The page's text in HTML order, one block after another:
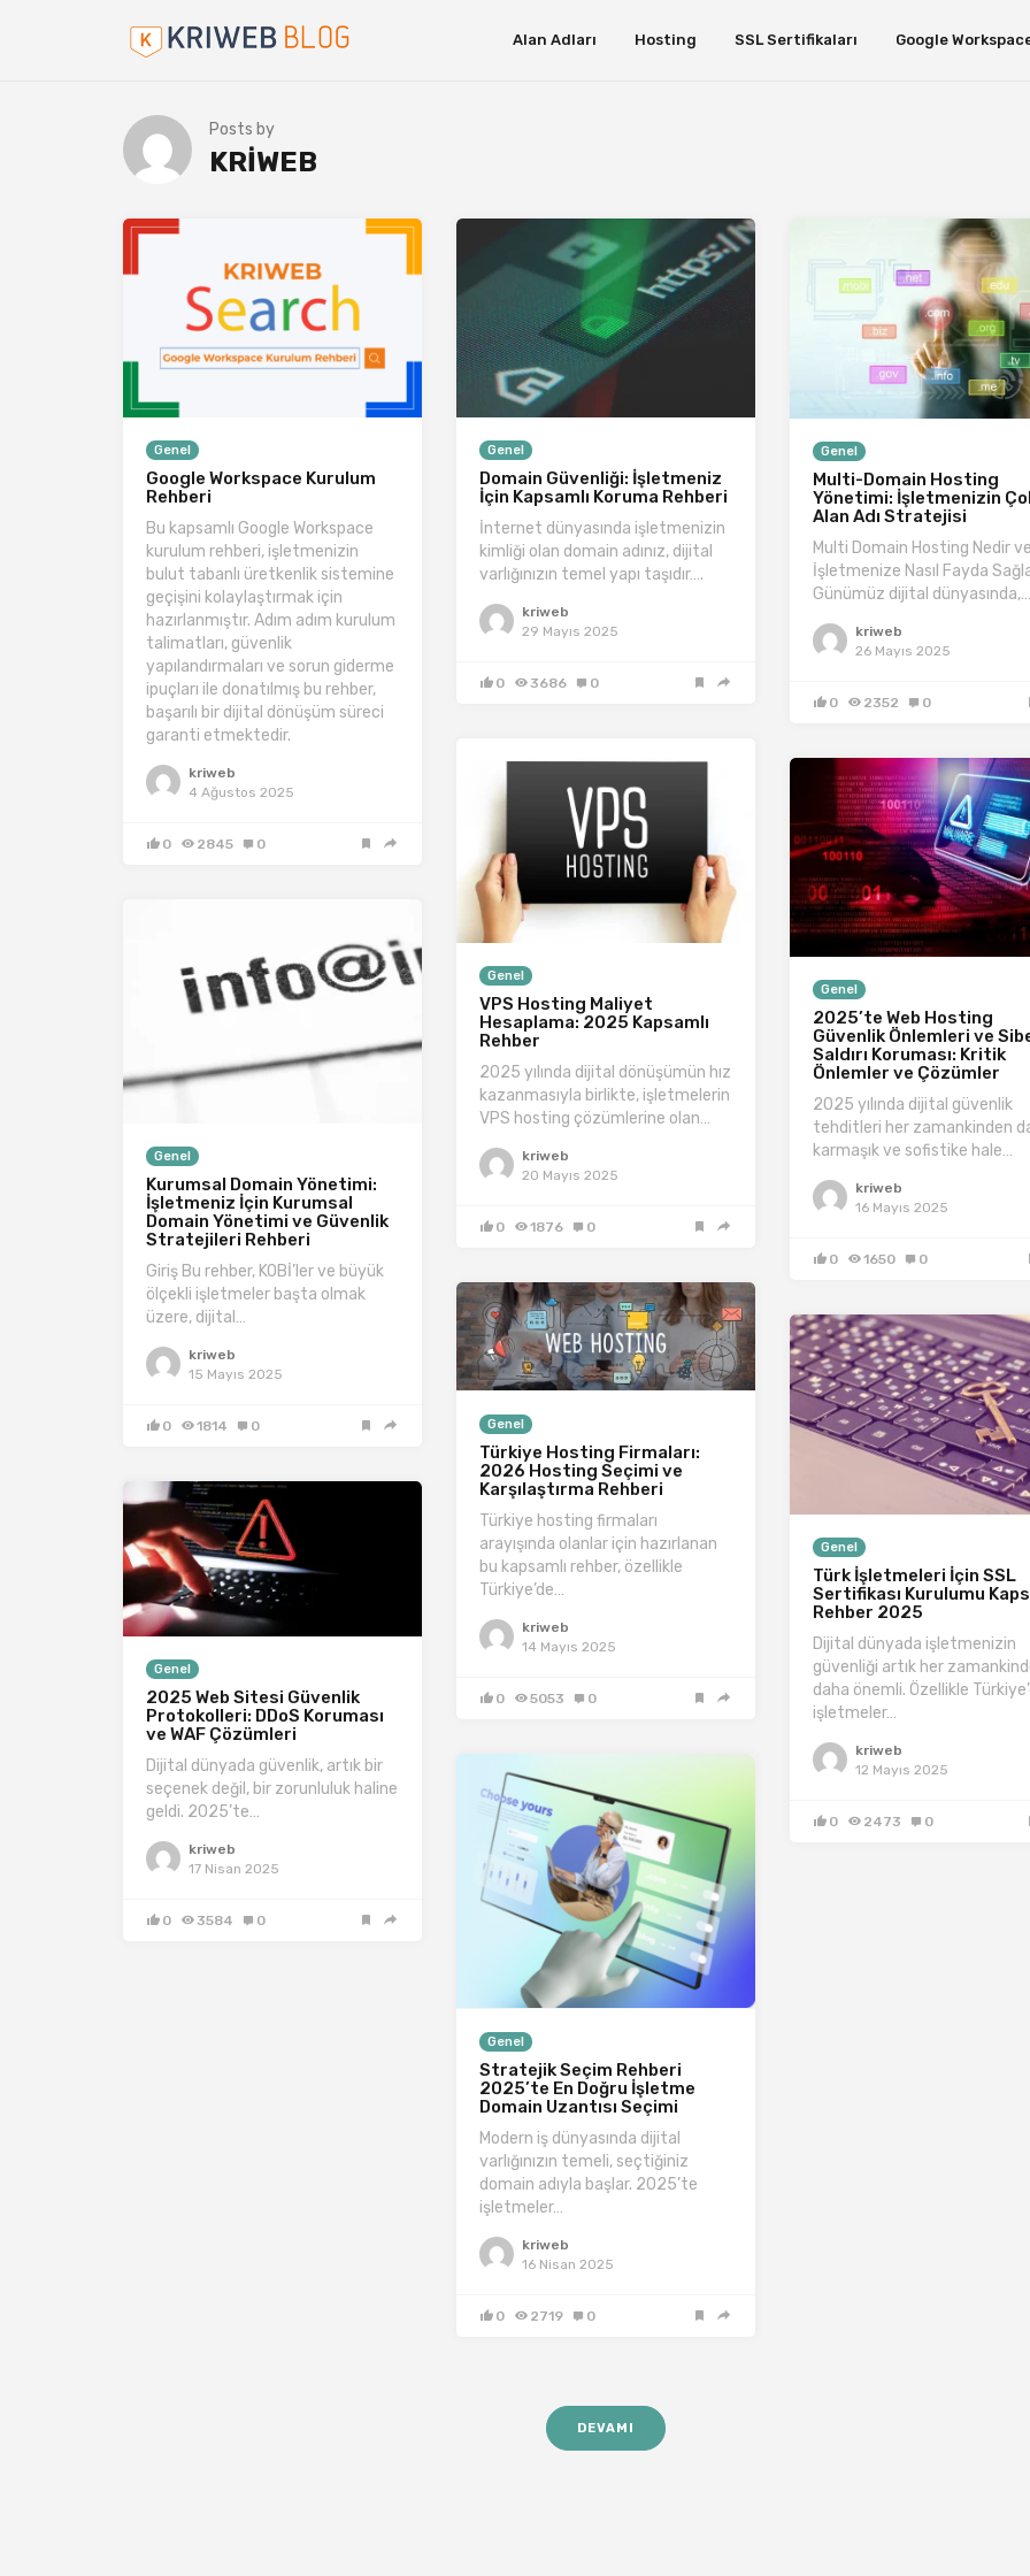
Alan Adları Hosting SSL Sertifikaları Google
Posts by
KRIWEB
Genel
Google Workspace Kurulum
Rehberi
Bu kapsamlı Google Workspace
kurulum rehberi, işletmenizin
bulut tabanlı üretkenlik sistemine
geçişini kolaylaştırmak için
hazırlanmıştır. Adım adım kurulum
talimatları, güvenlik
yapılandırmaları ve sorun giderme
ipuçları ile donatılmış bu rehber,
başarılı bir dijital dönüşüm süreci
garanti etmektedir.
kriweb
4 Ağustos 2025
0 2845 0
Genel
Domain Güvenliği: İşletmeniz
İçin Kapsamlı Koruma Rehberi
İnternet dünyasında işletmenizin
kimliği olan domain adınız, dijital
varlığınızın temel yapı taşıdır….
kriweb
29 Mayıs 2025
0 3686 0
Genel
Multi-Domain Hosting
Yönetimi: İşletmenizin
Alan Adı Stratejisi
Multi Domain Hosting Nedir ve
İşletmenize Nasıl Fayda
Günümüz dijital dünyasında,…
kriweb
26 Mayıs 2025
0 2352 0
Genel
VPS Hosting Maliyet
Hesaplama: 2025 Kapsamlı
Rehber
2025 yılında dijital dönüşümün hız
kazanmasıyla birlikte, işletmelerin
VPS hosting çözümlerine olan…
kriweb
20 Mayıs 2025
0 1876 0
Genel
2025’te Web Hosting
Güvenlik Önlemleri ve
Saldırı Koruması: Kritik
Önlemler ve Çözümler
2025 yılında dijital güvenlik
tehditleri her zamankinden
karmaşık ve sofistike hale…
kriweb
16 Mayıs 2025
0 1650 0
Genel
Kurumsal Domain Yönetimi:
İşletmeniz İçin Kurumsal
Domain Yönetimi ve Güvenlik
Stratejileri Rehberi
Giriş Bu rehber, KOBİ’ler ve büyük
ölçekli işletmeler başta olmak
üzere, dijital…
kriweb
15 Mayıs 2025
0 1814 0 Genel
Türkiye Hosting Firmaları:
2026 Hosting Seçimi ve
Karşılaştırma Rehberi
Türkiye hosting firmaları
arayışında olanlar için hazırlanan
bu kapsamlı rehber, özellikle
Türkiye’de…
kriweb
14 Mayıs 2025
0 5053 0
Genel
Türk İşletmeleri İçin SSL
Sertifikası Kurulumu
Rehber 2025
Dijital dünyada işletmenizin
güvenliği artık her
daha önemli. Özellikle
işletmeler…
kriweb
12 Mayıs 2025
0 2473 0
Genel
2025 Web Sitesi Güvenlik
Protokolleri: DDoS Koruması
ve WAF Çözümleri
Dijital dünyada güvenlik, artık bir
seçenek değil, bir zorunluluk haline
geldi. 2025’te…
kriweb
17 Nisan 2025
0 3584 0
Genel
Stratejik Seçim Rehberi
2025’te En Doğru İşletme
Domain Uzantısı Seçimi
Modern iş dünyasında dijital
varlığınızın temeli, seçtiğiniz
domain adıyla başlar. 2025’te
işletmeler…
kriweb
16 Nisan 2025
0 2719 0
DEVAMI